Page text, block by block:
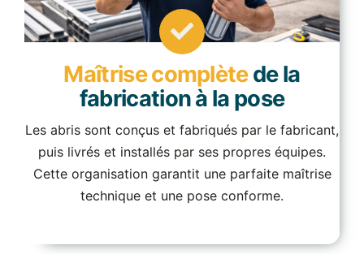
Maîtrise complètede la
fabrication à la pose
Les abris sont conçus et fabriqués par le fabricant,
puis livrés et installés par ses propres équipes.
Cette organisation garantit une parfaite maîtrise
technique et une pose conforme.